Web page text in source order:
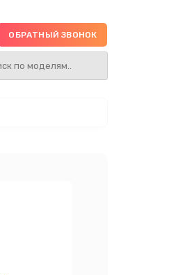
ОБРАТНЫЙ ЗВОНОК